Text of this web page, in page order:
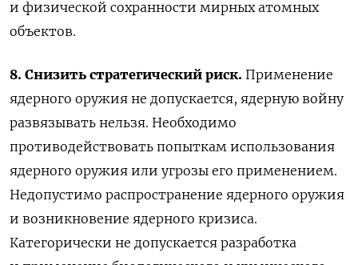
и физической сохранности мирных атомных
объектов.
8. Снизить стратегический риск. Применение
ядерного оружия не допускается, ядерную войну
развязывать нельзя. Необходимо
противодействовать попыткам использования
ядерного оружия или угрозы его применением.
Недопустимо распространение ядерного оружия
и возникновение ядерного кризиса.
Категорически не допускается разработка